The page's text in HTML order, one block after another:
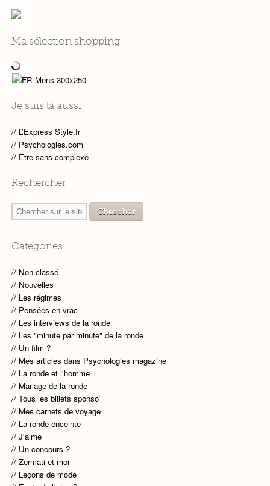
Ma sélection shopping
Je suis là aussi
L’Express Style.fr
Psychologies.com
Etre sans complexe
Rechercher
Categories
Non classé
Nouvelles
Les régimes
Pensées en vrac
Les interviews de la ronde
Les "minute par minute" de la ronde
Un film ?
Mes articles dans Psychologies magazine
La ronde et l'homme
Mariage de la ronde
Tous les billets sponso
Mes carnets de voyage
La ronde enceinte
J'aime
Un concours ?
Zermati et moi
Leçons de mode